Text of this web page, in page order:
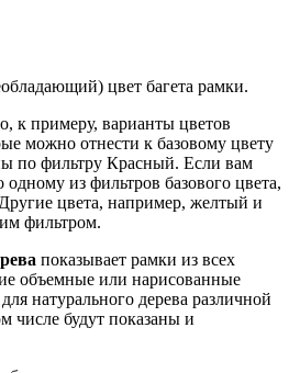
цвет багета рамки.
к примеру, варианты цветов
можно отнести к базовому цвету
по фильтру Красный. Если вам
из фильтров базового цвета,
цвета, например, желтый и
фильтром.
показывает рамки из всех
объемные или нарисованные
натурального дерева различной
числе будут показаны и